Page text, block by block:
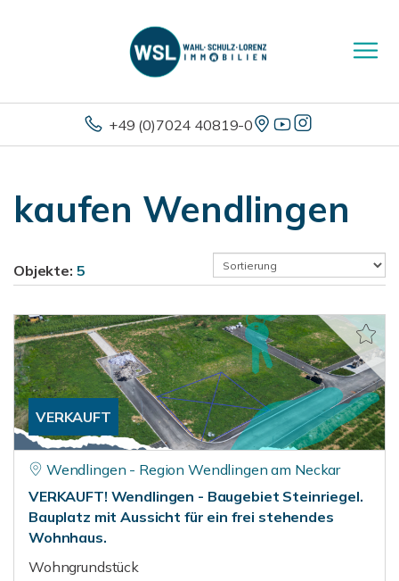
+49 (0)7024 40819-0
kaufen Wendlingen
Objekte: 5
VERKAUFT
Wendlingen - Region Wendlingen am Neckar
VERKAUFT! Wendlingen - Baugebiet Steinriegel.
Bauplatz mit Aussicht für ein frei stehendes
Wohnhaus.
Wohngrundstück